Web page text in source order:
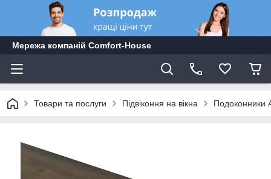
Мережа компаній Comfort-Hоuse
Товари та послуги Підвіконня на вікна Подоконники